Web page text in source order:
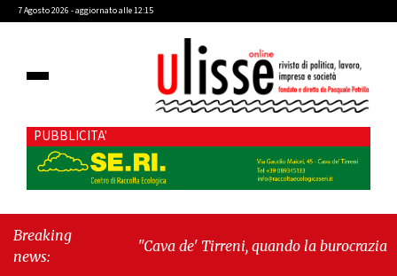
7 Agosto 2026 - aggiornato alle 12:15
PUBBLICITA'
Breaking
news:
"Cava de' Tirreni, quando la burocrazia